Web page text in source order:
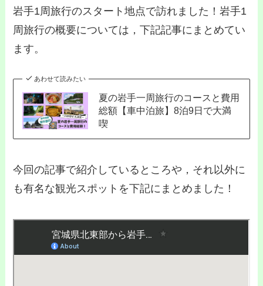
岩手1周旅行のスタート地点で訪れました！岩手1
周旅行の概要については，下記記事にまとめてい
ます。
あわせて読みたい
夏の岩手一周旅行のコースと費用
総額【車中泊旅】8泊9日で大満
喫
今回の記事で紹介しているところや，それ以外に
も有名な観光スポットを下記にまとめました！